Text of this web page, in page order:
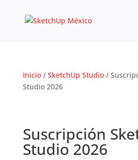
Inicio/ SketchUp Studio/
Studio 2026
Suscripción
Studio 2026